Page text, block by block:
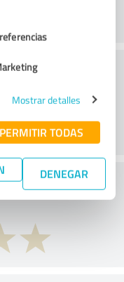
Mostrar detalles
PERMITIR TODAS
DENEGAR
cliente
calidad-precio?